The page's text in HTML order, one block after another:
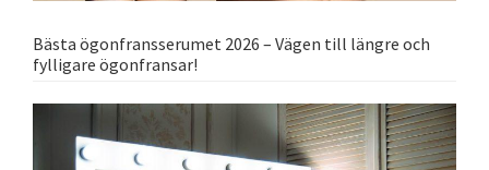
Bästa ögonfransserumet 2026 – Vägen till längre och
fylligare ögonfransar!